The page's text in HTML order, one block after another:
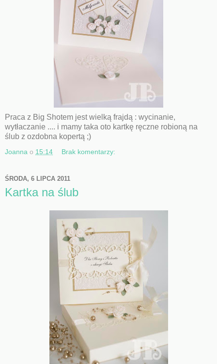
Praca z Big Shotem jest wielką frajdą : wycinanie,
wytłaczanie .... i mamy taka oto kartkę ręczne robioną na
ślub z ozdobna kopertą ;)
Joanna o 15:14 Brak komentarzy:
ŚRODA, 6 LIPCA 2011
Kartka na ślub